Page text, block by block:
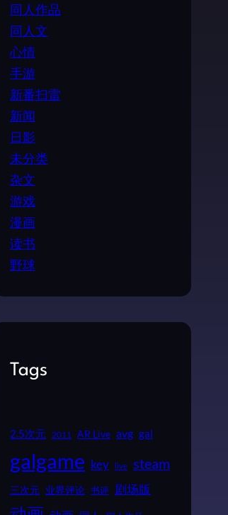
同人作品
同人文
心情
手游
新番扫雷
新闻
日影
未分类
杂文
游戏
漫画
读书
野球
Tags
2.5次元 2011 AR Live avg gal
galgame key live steam
三次元 业界评论 书评 剧场版